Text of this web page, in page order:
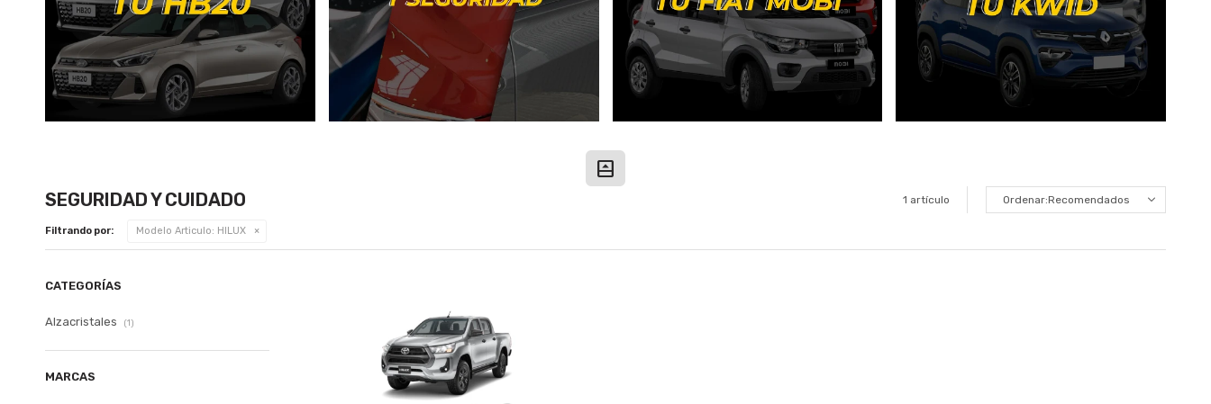
SEGURIDAD Y CUIDADO 1 artículo Recomendados
Filtrando por: Modelo Articulo: HILUX
CATEGORÍAS
Alzacristales (1)
MARCAS